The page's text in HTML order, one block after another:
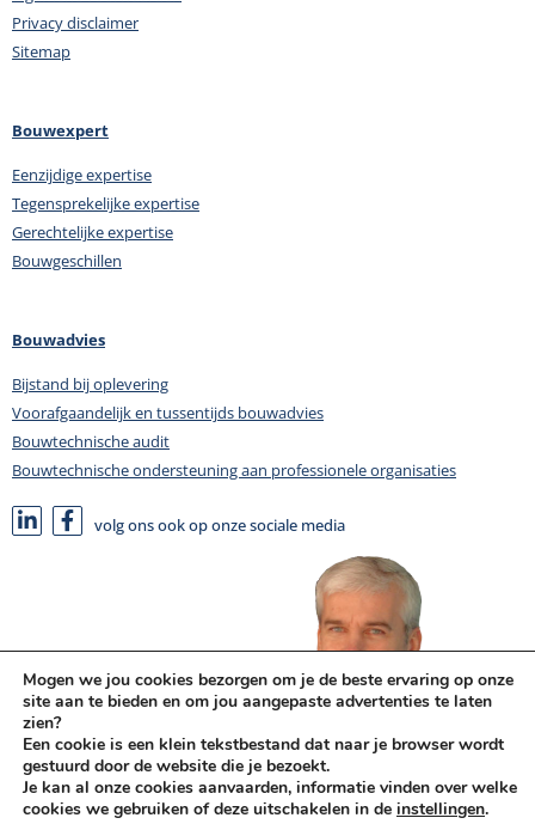
Privacy disclaimer
Sitemap
Bouwexpert
Eenzijdige expertise
Tegensprekelijke expertise
Gerechtelijke expertise
Bouwgeschillen
Bouwadvies
Bijstand bij oplevering
Voorafgaandelijk en tussentijds bouwadvies
Bouwtechnische audit
Bouwtechnische ondersteuning aan professionele organisaties
volg ons ook op onze sociale media
Mogen we jou cookies bezorgen om je de beste ervaring op onze
site aan te bieden en om jou aangepaste advertenties te laten
zien?
Een cookie is een klein tekstbestand dat naar je browser wordt
gestuurd door de website die je bezoekt.
Je kan al onze cookies aanvaarden, informatie vinden over welke
cookies we gebruiken of deze uitschakelen in de instellingen.